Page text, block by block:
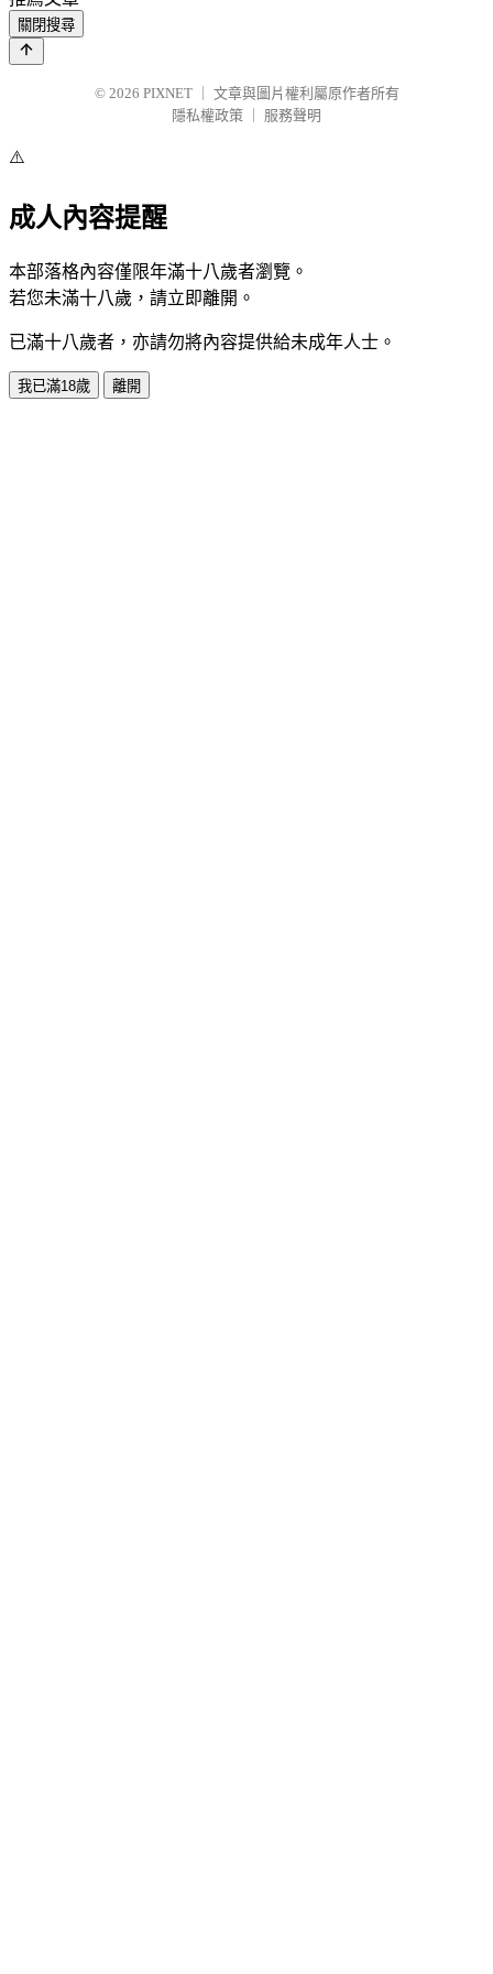
關閉搜尋
© 2026 PIXNET
文章與圖片權利屬原作者所有
隱私權政策
服務聲明
⚠️
成人內容提醒
本部落格內容僅限年滿十八歲者瀏覽。
若您未滿十八歲，請立即離開。
已滿十八歲者，亦請勿將內容提供給未成年人士。
我已滿18歲 離開